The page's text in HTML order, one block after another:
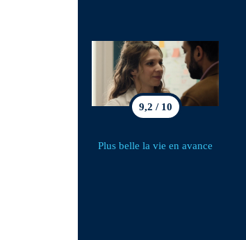
9,2 / 10
Plus belle la vie en avance